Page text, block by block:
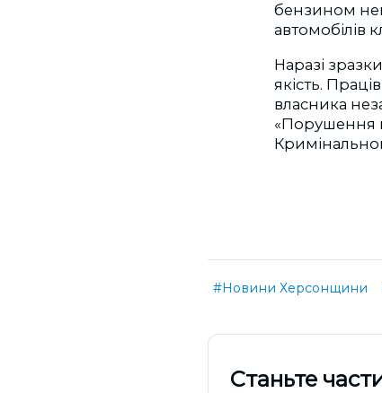
бензином
автомобілів
Наразі
якість.
власника
«Порушення
#Новини Херсонщини
Cтаньте